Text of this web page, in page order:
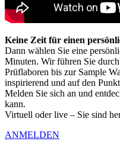
Keine Zeit für einen
Dann wählen Sie eine
Minuten. Wir führen Sie
Prüflaboren bis zur Sample
inspirierend und auf den
Melden Sie sich an und
kann.
Virtuell oder live – Sie sind
ANMELDEN